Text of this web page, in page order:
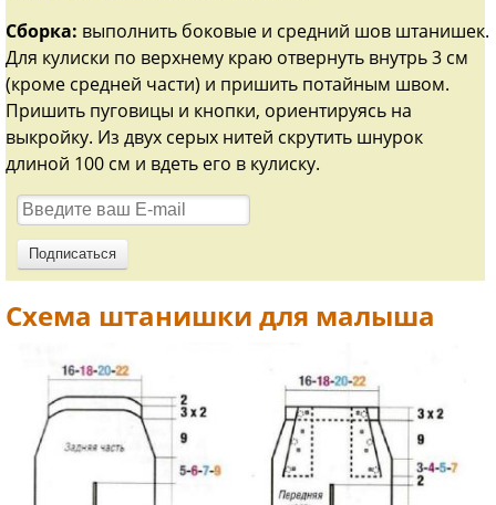
Сборка: выполнить боковые и средний шов штанишек.
Для кулиски по верхнему краю отвернуть внутрь 3 см
(кроме средней части) и пришить потайным швом.
Пришить пуговицы и кнопки, ориентируясь на
выкройку. Из двух серых нитей скрутить шнурок
длиной 100 см и вдеть его в кулиску.
Схема штанишки для малыша